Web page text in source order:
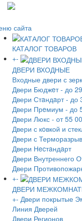
сайта
КАТАЛОГ ТОВАРОВ
+-
ДВЕРИ ВХОДНЫЕ
Входные двери с
Двери Бюджeт - до
Двери Стaндaрт - до
Двери Прeмиум - до
Двери Люкс - от 55
Двери с кoвкой и
Двери с
Двери Нecтaндaрт
Двери Внутреннего
Двери
+-
ДВЕРИ
+- Двери покрытые
Линия Дверей
Двери Регионов